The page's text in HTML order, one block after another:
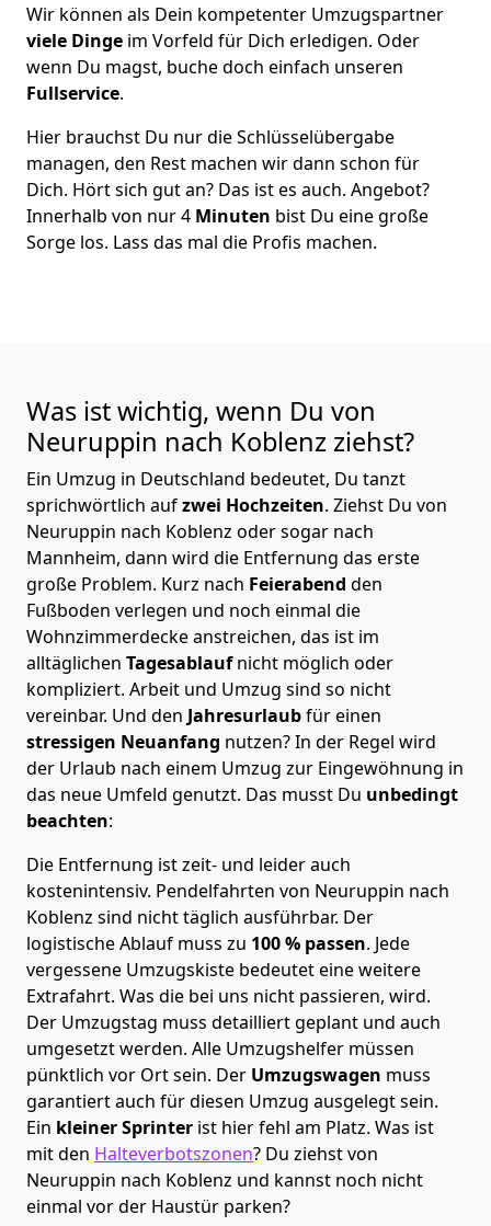
Wir können als Dein kompetenter Umzugspartner
viele Dinge im Vorfeld für Dich erledigen. Oder
wenn Du magst, buche doch einfach unseren
Fullservice.
Hier brauchst Du nur die Schlüsselübergabe
managen, den Rest machen wir dann schon für
Dich. Hört sich gut an? Das ist es auch. Angebot?
Innerhalb von nur 4 Minuten bist Du eine große
Sorge los. Lass das mal die Profis machen.
Was ist wichtig, wenn Du von
Neuruppin nach Koblenz ziehst?
Ein Umzug in Deutschland bedeutet, Du tanzt
sprichwörtlich aufzwei Hochzeiten. Ziehst Du von
Neuruppin nach Koblenz oder sogar nach
Mannheim, dann wird die Entfernung das erste
große Problem. Kurz nach Feierabend den
Fußboden verlegen und noch einmal die
Wohnzimmerdecke anstreichen, das ist im
alltäglichen Tagesablaufnicht möglich oder
kompliziert. Arbeit und Umzug sind so nicht
vereinbar. Und den Jahresurlaubfür einen
stressigen Neuanfang nutzen? In der Regel wird
der Urlaub nach einem Umzug zur Eingewöhnung in
das neue Umfeld genutzt. Das musst Du unbedingt
beachten:
Die Entfernung ist zeit- und leider auch
kostenintensiv. Pendelfahrten von Neuruppin nach
Koblenz sind nicht täglich ausführbar. Der
logistische Ablauf muss zu 100 % passen. Jede
vergessene Umzugskiste bedeutet eine weitere
Extrafahrt. Was die bei uns nicht passieren, wird.
Der Umzugstag muss detailliert geplant und auch
umgesetzt werden. Alle Umzugshelfer müssen
pünktlich vor Ort sein. Der Umzugswagen muss
garantiert auch für diesen Umzug ausgelegt sein.
Ein kleiner Sprinter ist hier fehl am Platz. Was ist
mit den Halteverbotszonen? Du ziehst von
Neuruppin nach Koblenz und kannst noch nicht
einmal vor der Haustür parken?